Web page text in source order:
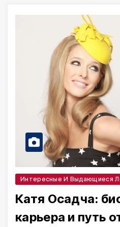
Интересные И Выдающиеся
Катя Осадча:
карьера и путь